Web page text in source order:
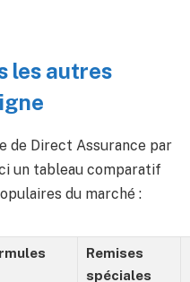
les autres
de Direct Assurance par
un tableau comparatif
du marché :
Remises
spéciales